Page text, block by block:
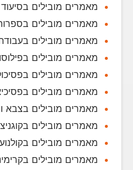
מאמרים מובילים בסיעוד
מאמרים מובילים
מאמרים מובילים
מאמרים מובילים
מאמרים מובילים
מאמרים מובילים
מאמרים מובילים בצבא
מאמרים מובילים
מאמרים מובילים בקולנוע
מאמרים מובילים